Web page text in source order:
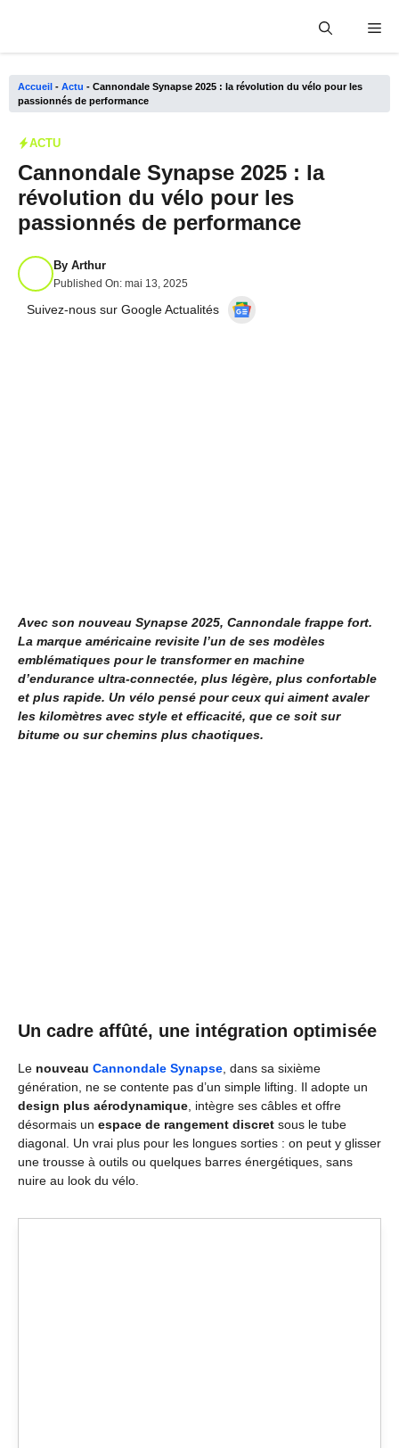
Accueil - Actu - Cannondale Synapse 2025 : la révolution du vélo pour les
passionnés de performance
ACTU
Cannondale Synapse 2025 : la
révolution du vélo pour les
passionnés de performance
By Arthur
Published On: mai 13, 2025
Suivez-nous sur Google Actualités
Avec son nouveau Synapse 2025, Cannondale frappe fort.
La marque américaine revisite l’un de ses modèles
emblématiques pour le transformer en machine
d’endurance ultra-connectée, plus légère, plus confortable
et plus rapide. Un vélo pensé pour ceux qui aiment avaler
les kilomètres avec style et efficacité, que ce soit sur
bitume ou sur chemins plus chaotiques.
Un cadre affûté, une intégration optimisée
Le nouveau Cannondale Synapse, dans sa sixième
génération, ne se contente pas d’un simple lifting. Il adopte un
design plus aérodynamique, intègre ses câbles et offre
désormais un espace de rangement discret sous le tube
diagonal. Un vrai plus pour les longues sorties : on peut y glisser
une trousse à outils ou quelques barres énergétiques, sans
nuire au look du vélo.